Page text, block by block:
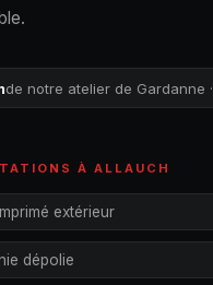
de notre atelier de Gardanne ·
À ALLAUCH
extérieur
dépolie